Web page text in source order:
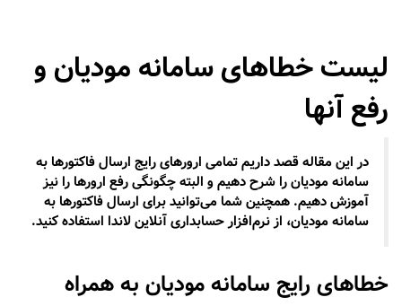
لیست خطاهای سامانه مودیان و
رفع آنها
در این مقاله قصد داریم تمامی ارورهای رایج ارسال فاکتورها به
سامانه مودیان را شرح دهیم و البته چگونگی رفع ارورها را نیز
آموزش دهیم. همچنین شما می‌توانید برای ارسال فاکتورها به
سامانه مودیان، از نرم‌افزار حسابداری آنلاین لاندا استفاده کنید.
خطاهای رایجسامانه مودیانبه همراه